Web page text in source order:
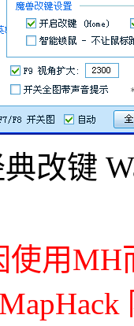
改键
使用